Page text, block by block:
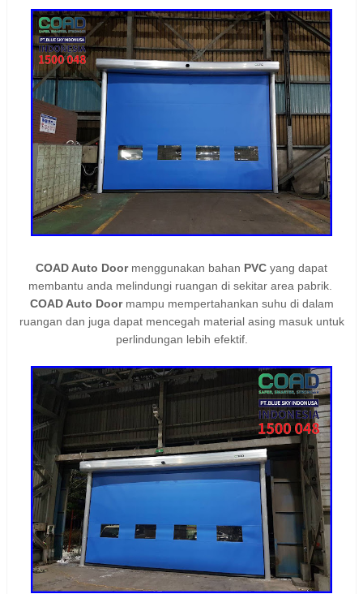
COAD Auto Door menggunakan bahan PVC yang dapat
membantu anda melindungi ruangan di sekitar area pabrik.
COAD Auto Doormampu mempertahankan suhu di dalam
ruangan dan juga dapat mencegah material asing masuk untuk
perlindungan lebih efektif.